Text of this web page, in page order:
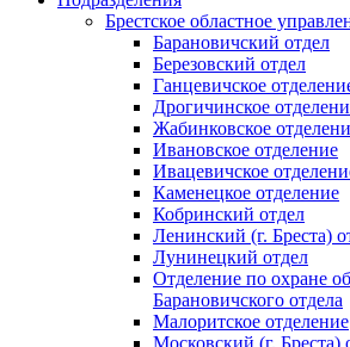
Брестское областное
Барановичский отдел
Березовский отдел
Ганцевичское
Дрогичинское
Жабинковское
Ивановское отделение
Ивацевичское
Каменецкое отделение
Кобринский отдел
Ленинский (г. Бреста)
Лунинецкий отдел
Отделение по охране
Барановичского отдела
Малоритское отделение
Московский (г. Бреста)